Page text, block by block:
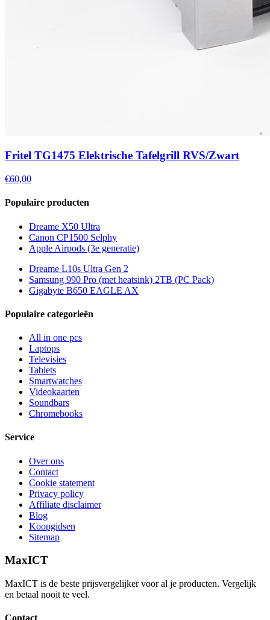
Fritel TG1475 Elektrische Tafelgrill RVS/Zwart
€60,00
Populaire producten
Dreame X50 Ultra
Canon CP1500 Selphy
Apple Airpods (3e generatie)
Dreame L10s Ultra Gen 2
Samsung 990 Pro (met heatsink) 2TB (PC Pack)
Gigabyte B650 EAGLE AX
Populaire categorieën
All in one pcs
Laptops
Televisies
Tablets
Smartwatches
Videokaarten
Soundbars
Chromebooks
Service
Over ons
Contact
Cookie statement
Privacy policy
Affiliate disclaimer
Blog
Koopgidsen
Sitemap
MaxICT
MaxICT is de beste prijsvergelijker voor al je producten. Vergelijk
en betaal nooit te veel.